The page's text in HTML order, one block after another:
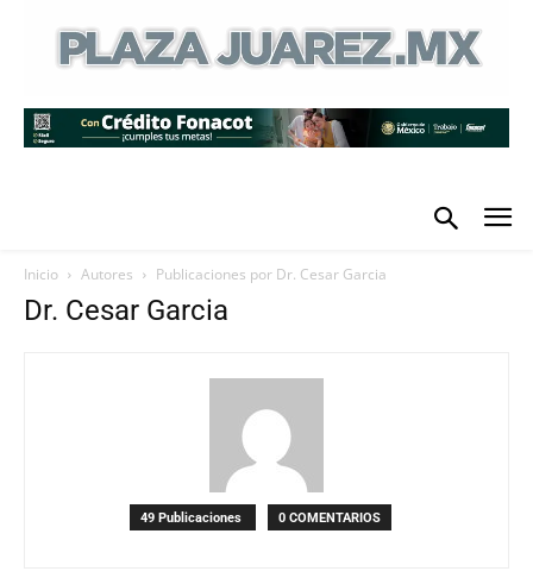
Inicio Autores Publicaciones por Dr. Cesar Garcia
Dr. Cesar Garcia
49 Publicaciones 0 COMENTARIOS